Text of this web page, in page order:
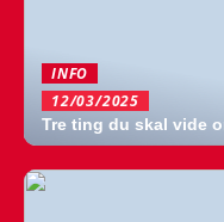
INFO
12/03/2025
Tre ting du skal vide